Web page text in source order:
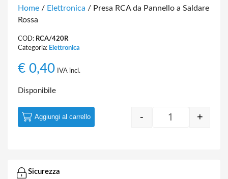
Home / Elettronica / Presa RCA da Pannello a Saldare
Rossa
COD: RCA/420R
Categoria: Elettronica
€ 0,40 IVA incl.
Disponibile
Quantity
- +
Aggiungi al carrello
Sicurezza